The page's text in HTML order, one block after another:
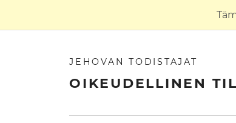
JEHOVAN TODISTAJAT
OIKEUDELLINEN